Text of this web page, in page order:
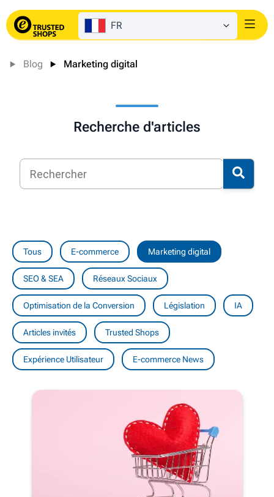
FR Login
Blog Marketing digital
Recherche d'articles
Tous E-commerce Marketing digital
SEO & SEA Réseaux Sociaux
Optimisation de la Conversion Législation IA
Articles invités Trusted Shops
Expérience Utilisateur E-commerce News